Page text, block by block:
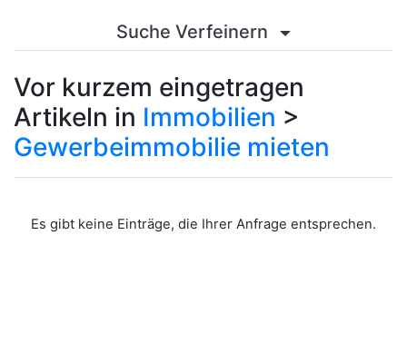
Suche Verfeinern
Vor kurzem eingetragen
Artikeln in Immobilien >
Gewerbeimmobilie mieten
Es gibt keine Einträge, die Ihrer Anfrage entsprechen.